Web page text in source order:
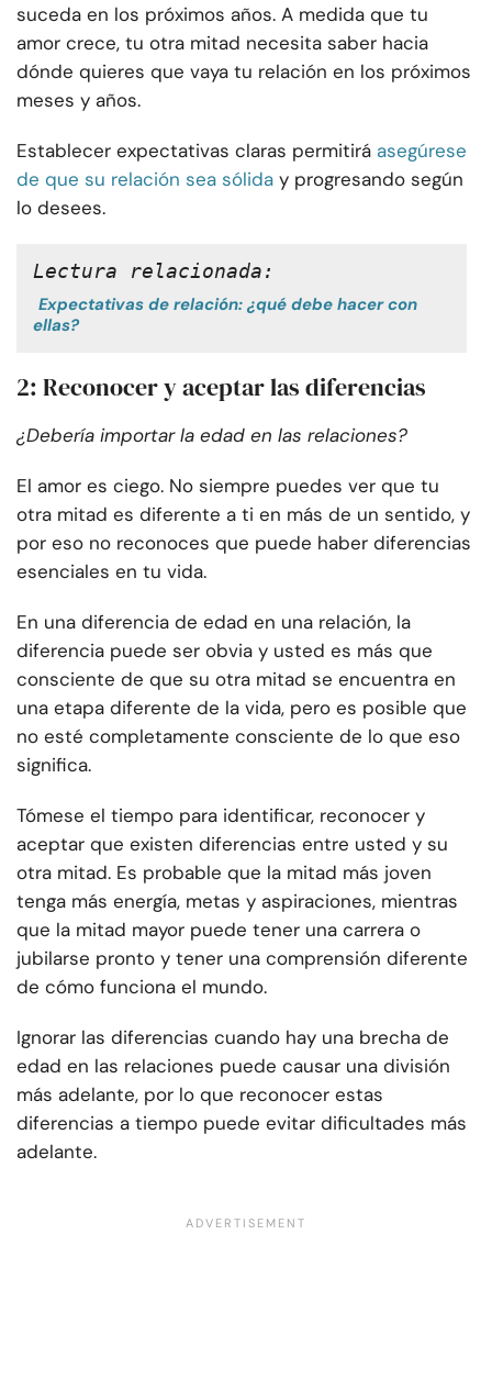
suceda en los próximos años. A medida que tu
amor crece, tu otra mitad necesita saber hacia
dónde quieres que vaya tu relación en los próximos
meses y años.
Establecer expectativas claras permitirá asegúrese
de que su relación sea sólida y progresando según
lo desees.
Lectura relacionada:
Expectativas de relación: ¿qué debe hacer con
ellas?
2: Reconocer y aceptar las diferencias
¿Debería importar la edad en las relaciones?
El amor es ciego. No siempre puedes ver que tu
otra mitad es diferente a ti en más de un sentido, y
por eso no reconoces que puede haber diferencias
esenciales en tu vida.
En una diferencia de edad en una relación, la
diferencia puede ser obvia y usted es más que
consciente de que su otra mitad se encuentra en
una etapa diferente de la vida, pero es posible que
no esté completamente consciente de lo que eso
significa.
Tómese el tiempo para identificar, reconocer y
aceptar que existen diferencias entre usted y su
otra mitad. Es probable que la mitad más joven
tenga más energía, metas y aspiraciones, mientras
que la mitad mayor puede tener una carrera o
jubilarse pronto y tener una comprensión diferente
de cómo funciona el mundo.
Ignorar las diferencias cuando hay una brecha de
edad en las relaciones puede causar una división
más adelante, por lo que reconocer estas
diferencias a tiempo puede evitar dificultades más
adelante.